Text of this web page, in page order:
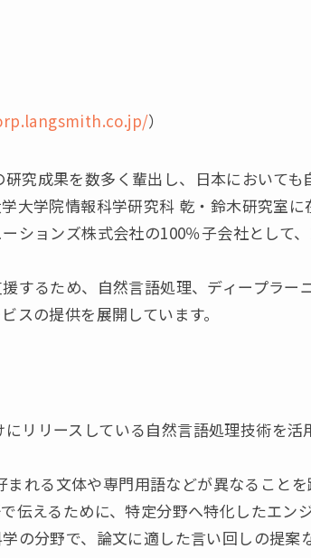
）
究成果を数多く輩出し、日本においても
大学院情報科学研究科 乾・鈴木研究室に
ションズ株式会社の100％子会社として
するため、自然言語処理、ディープラー
スの提供を展開しています。
リリースしている自然言語処理技術を活
れる文体や専門用語などが異なることを
伝えるために、特定分野へ特化したエン
の分野で、論文に適した言い回しの提案